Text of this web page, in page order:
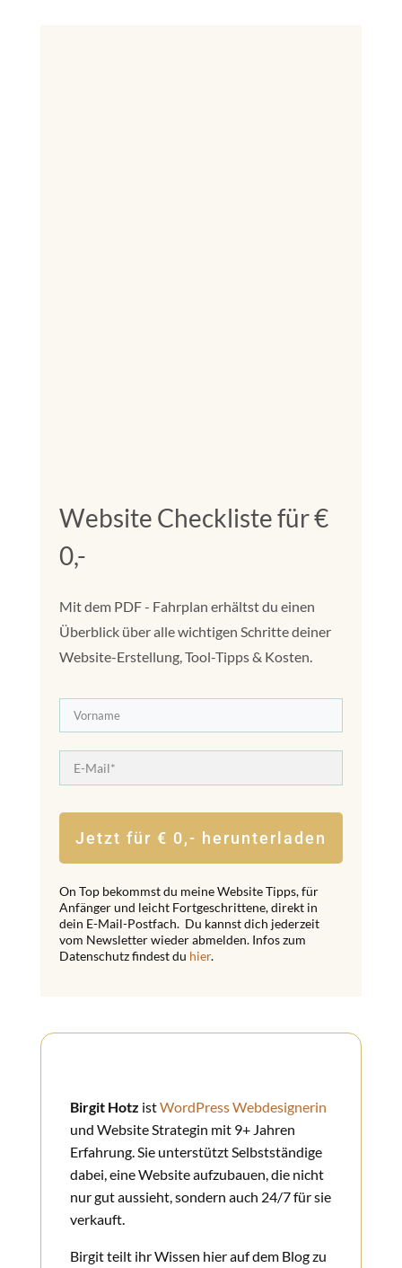
Website Checkliste für €
0,-
Mit dem PDF - Fahrplan erhältst du einen
Überblick über alle wichtigen Schritte deiner
Website-Erstellung, Tool-Tipps & Kosten.
Jetzt für € 0,- herunterladen
On Top bekommst du meine Website Tipps, für
Anfänger und leicht Fortgeschrittene, direkt in
dein E-Mail-Postfach. Du kannst dich jederzeit
vom Newsletter wieder abmelden. Infos zum
Datenschutz findest du hier.
Birgit Hotz istWordPress Webdesignerin
und Website Strategin mit 9+ Jahren
Erfahrung. Sie unterstützt Selbstständige
dabei, eine Website aufzubauen, die nicht
nur gut aussieht, sondern auch 24/7 für sie
verkauft.
Birgit teilt ihr Wissen hier auf dem Blog zu